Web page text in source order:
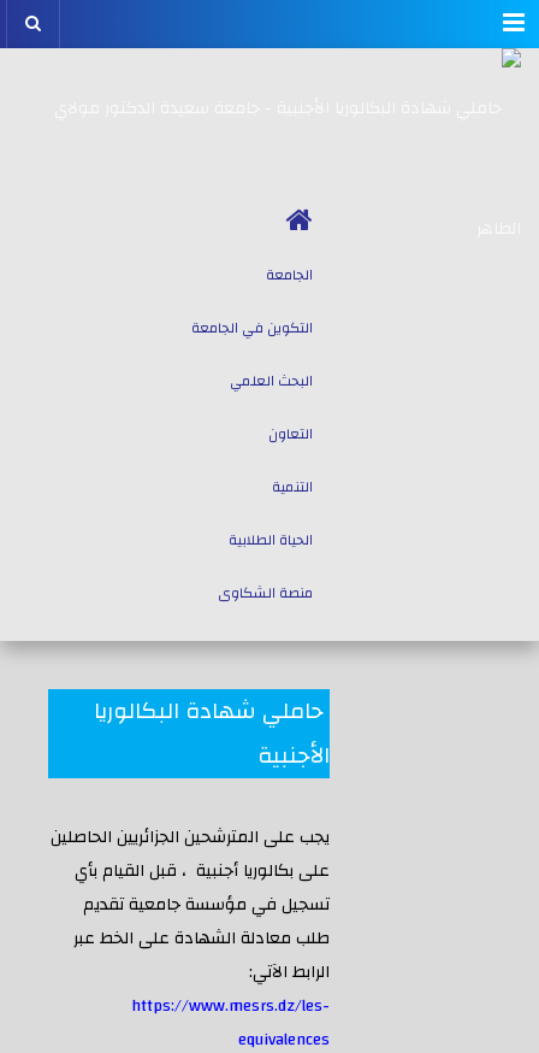
Menu
الجامعة
التكوين في الجامعة
البحث العلمي
التعاون
التنمية
الحياة الطلابية
منصة الشكاوى
حاملي شهادة البكالوريا
الأجنبية
يجب على المترشحين الجزائريين الحاصلين
على بكالوريا أجنبية ، قبل القيام بأي
تسجيل في مؤسسة جامعية تقديم
طلب معادلة الشهادة على الخط عبر
الرابط الآتي:
https://www.mesrs.dz/les-
equivalences